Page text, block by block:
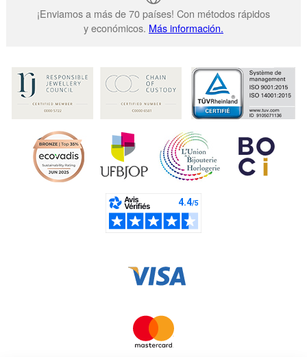
¡Enviamos a más de 70 países! Con métodos rápidos
y económicos. Más información.